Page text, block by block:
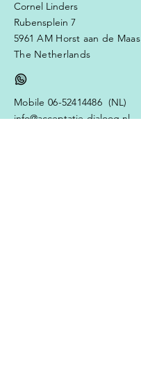
Cornel Linders
Rubensplein 7
5961 AM Horst aan de Maas
The Netherlands
Mobile 06-52414486 (NL)
info@acceptatie-dialoog.nl